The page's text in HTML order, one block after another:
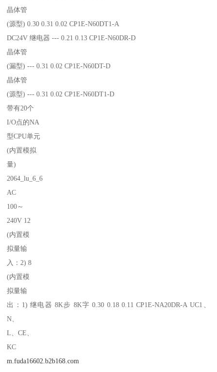
晶体管
(源型) 0.30 0.31 0.02 CP1E-N60DT1-A
DC24V 继电器 --- 0.21 0.13 CP1E-N60DR-D
晶体管
(漏型) --- 0.31 0.02 CP1E-N60DT-D
晶体管
(源型) --- 0.31 0.02 CP1E-N60DT1-D
带有20个
I/O点的NA
型CPU单元
(内置模拟
量)
2064_lu_6_6
AC
100～
240V 12
(内置模
拟量输
入：2) 8
(内置模
拟量输
出：1) 继电器 8K步 8K字 0.30 0.18 0.11 CP1E-NA20DR-A UC1、
N、
L、CE、
KC
m.fuda16602.b2b168.com